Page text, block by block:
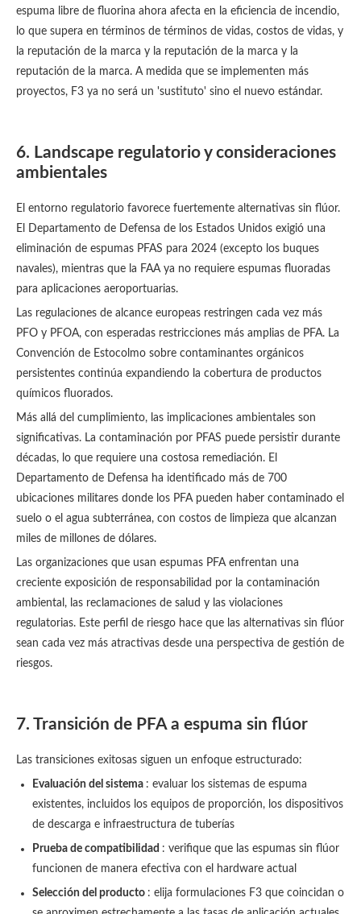
espuma libre de fluorina ahora afecta en la eficiencia de incendio,
lo que supera en términos de términos de vidas, costos de vidas, y
la reputación de la marca y la reputación de la marca y la
reputación de la marca. A medida que se implementen más
proyectos, F3 ya no será un 'sustituto' sino el nuevo estándar.
6. Landscape regulatorio y consideraciones
ambientales
El entorno regulatorio favorece fuertemente alternativas sin flúor.
El Departamento de Defensa de los Estados Unidos exigió una
eliminación de espumas PFAS para 2024 (excepto los buques
navales), mientras que la FAA ya no requiere espumas fluoradas
para aplicaciones aeroportuarias.
Las regulaciones de alcance europeas restringen cada vez más
PFO y PFOA, con esperadas restricciones más amplias de PFA. La
Convención de Estocolmo sobre contaminantes orgánicos
persistentes continúa expandiendo la cobertura de productos
químicos fluorados.
Más allá del cumplimiento, las implicaciones ambientales son
significativas. La contaminación por PFAS puede persistir durante
décadas, lo que requiere una costosa remediación. El
Departamento de Defensa ha identificado más de 700
ubicaciones militares donde los PFA pueden haber contaminado el
suelo o el agua subterránea, con costos de limpieza que alcanzan
miles de millones de dólares.
Las organizaciones que usan espumas PFA enfrentan una
creciente exposición de responsabilidad por la contaminación
ambiental, las reclamaciones de salud y las violaciones
regulatorias. Este perfil de riesgo hace que las alternativas sin flúor
sean cada vez más atractivas desde una perspectiva de gestión de
riesgos.
7. Transición de PFA a espuma sin flúor
Las transiciones exitosas siguen un enfoque estructurado:
Evaluación del sistema : evaluar los sistemas de espuma
existentes, incluidos los equipos de proporción, los dispositivos
de descarga e infraestructura de tuberías
Prueba de compatibilidad : verifique que las espumas sin flúor
funcionen de manera efectiva con el hardware actual
Selección del producto : elija formulaciones F3 que coincidan o